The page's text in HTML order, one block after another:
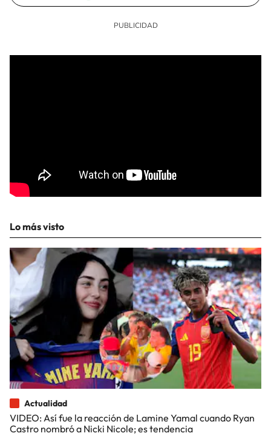
Lo más visto
Actualidad
VIDEO: Así fue la reacción de Lamine Yamal cuando Ryan
Castro nombró a Nicki Nicole; es tendencia